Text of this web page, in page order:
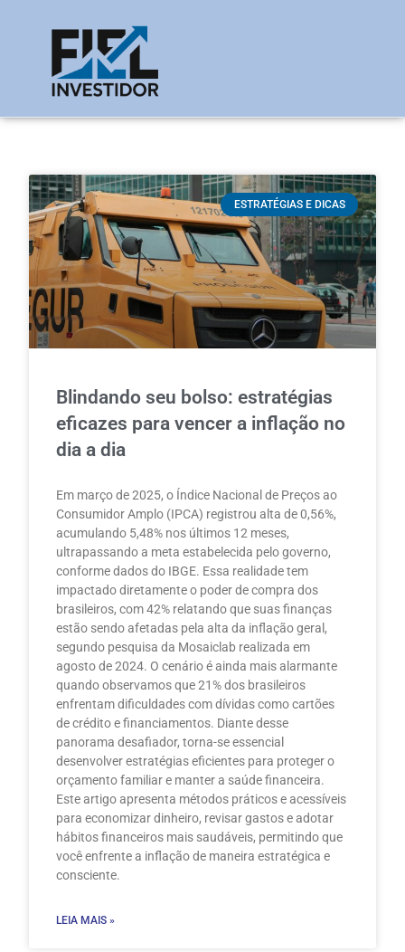
ESTRATÉGIAS E DICAS
Blindando seu bolso: estratégias
eficazes para vencer a inflação no
dia a dia
Em março de 2025, o Índice Nacional de Preços ao
Consumidor Amplo (IPCA) registrou alta de 0,56%,
acumulando 5,48% nos últimos 12 meses,
ultrapassando a meta estabelecida pelo governo,
conforme dados do IBGE. Essa realidade tem
impactado diretamente o poder de compra dos
brasileiros, com 42% relatando que suas finanças
estão sendo afetadas pela alta da inflação geral,
segundo pesquisa da Mosaiclab realizada em
agosto de 2024. O cenário é ainda mais alarmante
quando observamos que 21% dos brasileiros
enfrentam dificuldades com dívidas como cartões
de crédito e financiamentos. Diante desse
panorama desafiador, torna-se essencial
desenvolver estratégias eficientes para proteger o
orçamento familiar e manter a saúde financeira.
Este artigo apresenta métodos práticos e acessíveis
para economizar dinheiro, revisar gastos e adotar
hábitos financeiros mais saudáveis, permitindo que
você enfrente a inflação de maneira estratégica e
consciente.
LEIA MAIS »